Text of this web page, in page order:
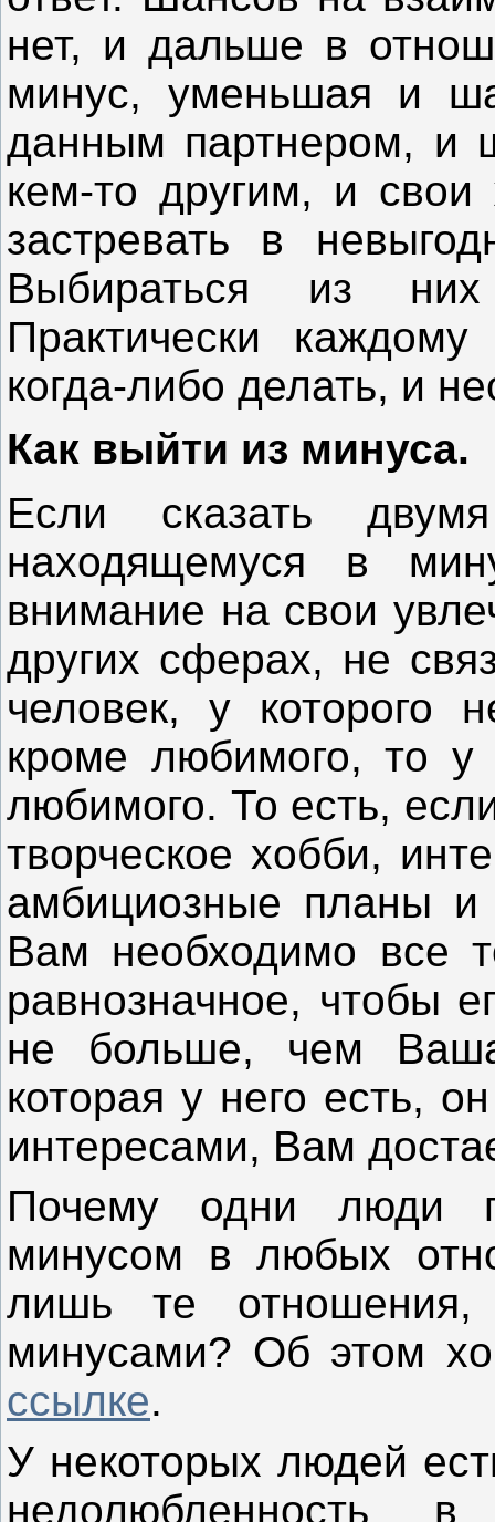
нет, и дальше в
минус, уменьшая и
данным партнером, и
кем-то другим, и
застревать в
Выбираться из
Практически
когда-либо делать, и
Как выйти из минуса.
Если сказать
находящемуся в
внимание на свои
других сферах, не
человек, у которого
кроме любимого, то у
любимого. То есть,
творческое хобби,
амбициозные планы и
Вам необходимо все
равнозначное, чтобы
не больше, чем
которая у него есть,
интересами, Вам
Почему одни люди
минусом в любых
лишь те
минусами? Об этом
ссылке.
У некоторых людей
недолюбленность